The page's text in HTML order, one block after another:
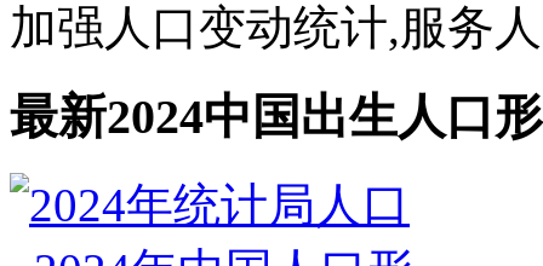
加强人口变动统计,服务
最新2024中国出生人口